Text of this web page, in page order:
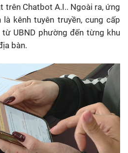
trên Chatbot A.I.. Ngoài ra, ứng
là kênh tuyên truyền, cung cấp
UBND phường đến từng khu
bàn.